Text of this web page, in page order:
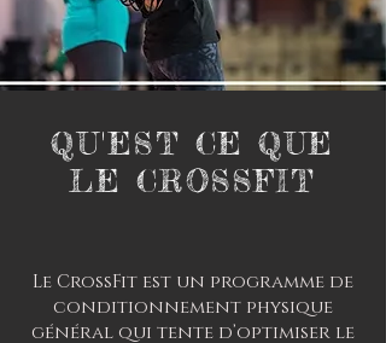
QU'EST CE QUE
LE CROSSFIT
Le CrossFit est un programme de
conditionnement physique
général qui tente d’optimiser le